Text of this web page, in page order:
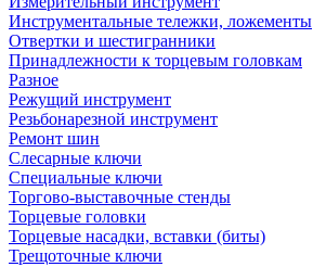
Инструментальные тележки, ложементы
Отвертки и шестигранники
Принадлежности к торцевым головкам
Разное
Режущий инструмент
Резьбонарезной инструмент
Ремонт шин
Слесарные ключи
Специальные ключи
Торгово-выставочные стенды
Торцевые головки
Торцевые насадки, вставки (биты)
Трещоточные ключи